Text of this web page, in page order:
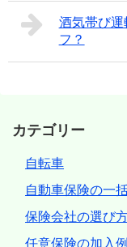
酒気帯び
フ？
カテゴリー
自転車
自動車保険の一
保険会社の選び
任意保険の加入例